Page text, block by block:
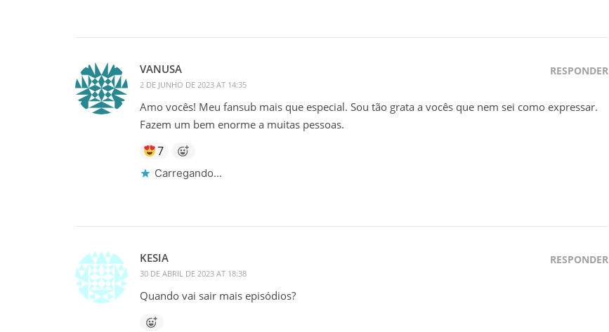
VANUSA
2 DE JUNHO DE 2023 AT 14:35
RESPONDER
Amo vocês! Meu fansub mais que especial. Sou tão grata a vocês que nem sei como expressar.
Fazem um bem enorme a muitas pessoas.
7
Carregando...
KESIA
30 DE ABRIL DE 2023 AT 18:38
RESPONDER
Quando vai sair mais episódios?